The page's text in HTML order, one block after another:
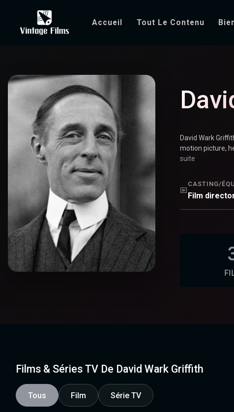
Accueil Tout Le Contenu
David Wark
David Wark
motion picture,
suite
CASTING/
Film
Films & Séries TV De David Wark Griffith
Tous Film Série TV